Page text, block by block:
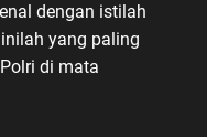
dengan istilah
yang paling
di mata